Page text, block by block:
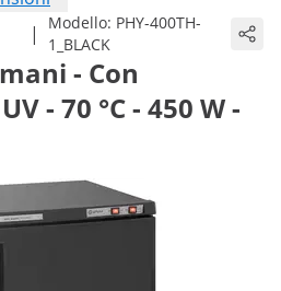
| Modello: PHY-400TH-
1_BLACK
- Con
- 70 °C - 450 W -